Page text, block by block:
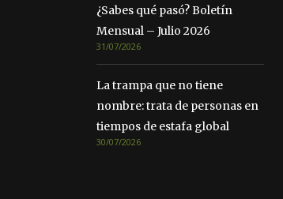
¿Sabes qué pasó? Boletín
Mensual – Julio 2026
31/07/2026
La trampa que no tiene
nombre: trata de personas en
tiempos de estafa global
30/07/2026